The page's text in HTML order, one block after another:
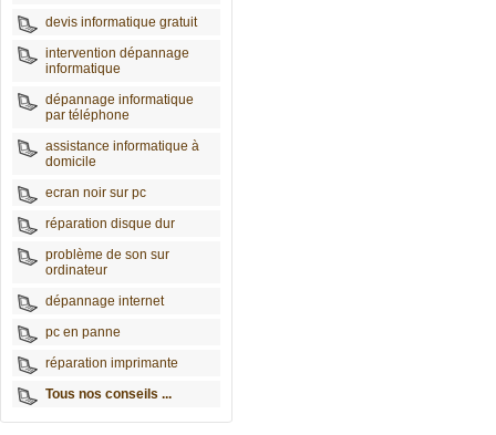
devis informatique gratuit
intervention dépannage
informatique
dépannage informatique
par téléphone
assistance informatique à
domicile
ecran noir sur pc
réparation disque dur
problème de son sur
ordinateur
dépannage internet
pc en panne
réparation imprimante
Tous nos conseils ...